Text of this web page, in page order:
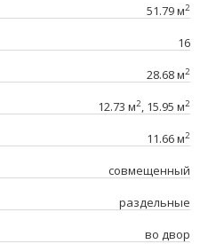
51.79 м2
16
28.68 м2
12.73 м2, 15.95 м2
11.66 м2
совмещенный
раздельные
во двор